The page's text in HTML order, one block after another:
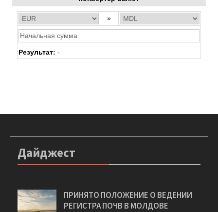
»
Результат: -
Дайджест
ПРИНЯТО ПОЛОЖЕНИЕ О ВЕДЕНИИ
РЕГИСТРА ПОЧВ В МОЛДОВЕ